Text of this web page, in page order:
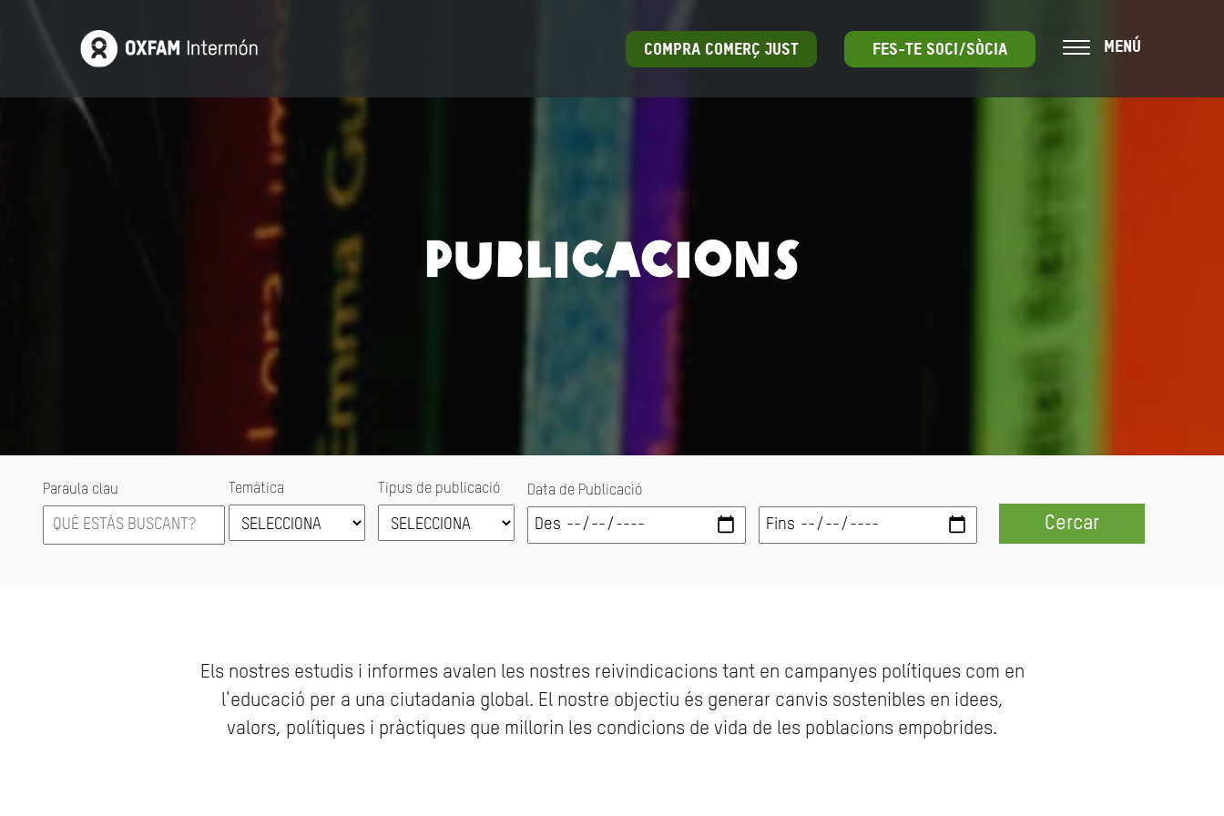
COMPRA COMERÇ JUST FES-TE SOCI/SÒCIA MENÚ
Publicacions
Paraula clau Temàtica Tipus de publicació Data de Publicació
Cercar
Els nostres estudis i informes avalen les nostres reivindicacions tant en campanyes polítiques com en
l'educació per a una ciutadania global. El nostre objectiu és generar canvis sostenibles en idees,
valors, polítiques i pràctiques que millorin les condicions de vida de les poblacions empobrides.